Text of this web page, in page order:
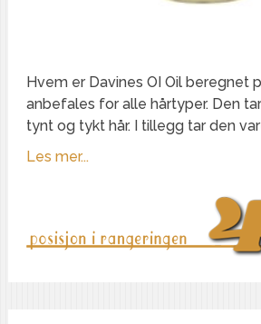
Hvem er Davines OI Oil beregnet
anbefales for alle hårtyper. Den
tynt og tykt hår. I tillegg tar den
Les mer...